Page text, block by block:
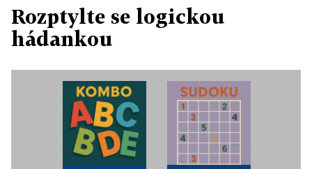
Rozptylte se logickou
hádankou